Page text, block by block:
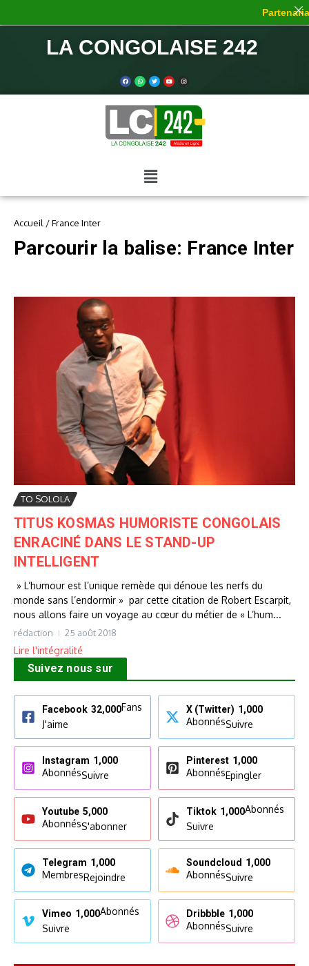
LA CONGOLAISE 242
Accueil /France Inter
Parcourir la balise: France Inter
TO SOLOLA
TITUS KOSMAS HUMORISTE CONGOLAIS
ENRACINÉ DANS LE STAND-UP
INTELLIGENT
» L’humour est l’unique remède qui dénoue les nerfs du
monde sans l’endormir » par cette citation de Robert Escarpit,
nous allons faire un voyage au cœur du métier de « L’hum...
rédaction 25 août 2018
Lire l'intégralité
Suivez nous sur
Facebook 32,000Fans
J'aime
X (Twitter) 1,000
AbonnésSuivre
Instagram 1,000
AbonnésSuivre
Pinterest 1,000
AbonnésEpingler
Youtube 5,000
AbonnésS'abonner
Tiktok 1,000Abonnés
Suivre
Telegram 1,000
MembresRejoindre
Soundcloud 1,000
AbonnésSuivre
Vimeo 1,000Abonnés
Suivre
Dribbble 1,000
AbonnésSuivre